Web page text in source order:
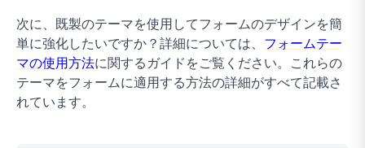
次に、既製のテーマを使用してフォームのデザインを簡
単に強化したいですか？詳細については、 フォームテー
マの使用方法に関するガイドをご覧ください。これらの
テーマをフォームに適用する方法の詳細がすべて記載さ
れています。